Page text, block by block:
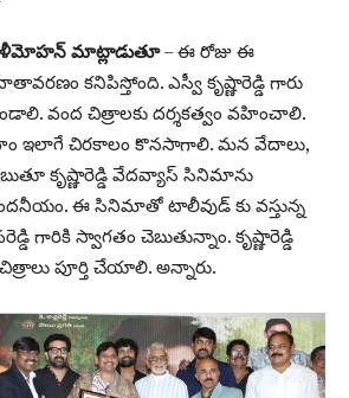
మాట్లాడుతూ– ఈ రోజు ఈ
కనిపిస్తోంది. ఎస్వీ కృష్ణారెడ్డి గారు
వంద చిత్రాలకు దర్శకత్వం వహించాలి.
ఇలాగే చిరకాలం కొనసాగాలి. మన వేదాలు,
కృష్ణారెడ్డి వేదవ్యాస్ సినిమాను
ఈ సినిమాతో టాలీవుడ్ కు వస్తున్న
గారికి స్వాగతం చెబుతున్నాం. కృష్ణారెడ్డి
పూర్తి చేయాలి. అన్నారు.